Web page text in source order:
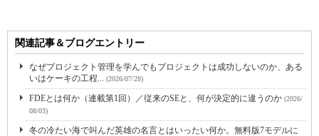
関連記事＆ブログエントリー
なぜプロジェクト管理を学んでもプロジェクトは成功しないのか、ある
いはケーキの工程... (2026/07/28)
FDEとは何か（連載第1回）／従来のSEと、何が決定的に違うのか (2026/
08/03)
冬の冷たい海で叫んだ英雄の名言とはいったい何か。無料版7モデルに